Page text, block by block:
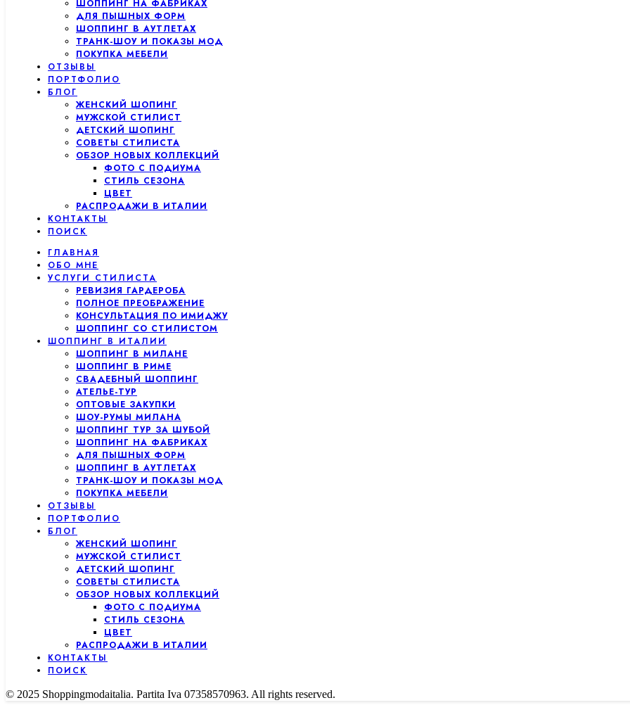
ШОППИНГ НА ФАБРИКАХ
ДЛЯ ПЫШНЫХ ФОРМ
ШОППИНГ В АУТЛЕТАХ
ТРАНК-ШОУ И ПОКАЗЫ МОД
ПОКУПКА МЕБЕЛИ
ОТЗЫВЫ
ПОРТФОЛИО
БЛОГ
ЖЕНСКИЙ ШОПИНГ
МУЖСКОЙ СТИЛИСТ
ДЕТСКИЙ ШОПИНГ
СОВЕТЫ СТИЛИСТА
ОБЗОР НОВЫХ КОЛЛЕКЦИЙ
ФОТО С ПОДИУМА
СТИЛЬ СЕЗОНА
ЦВЕТ
РАСПРОДАЖИ В ИТАЛИИ
КОНТАКТЫ
ПОИСК
ГЛАВНАЯ
ОБО МНЕ
УСЛУГИ СТИЛИСТА
РЕВИЗИЯ ГАРДЕРОБА
ПОЛНОЕ ПРЕОБРАЖЕНИЕ
КОНСУЛЬТАЦИЯ ПО ИМИДЖУ
ШОППИНГ СО СТИЛИСТОМ
ШОППИНГ В ИТАЛИИ
ШОППИНГ В МИЛАНЕ
ШОППИНГ В РИМЕ
СВАДЕБНЫЙ ШОППИНГ
АТЕЛЬЕ-ТУР
ОПТОВЫЕ ЗАКУПКИ
ШОУ-РУМЫ МИЛАНА
ШОППИНГ ТУР ЗА ШУБОЙ
ШОППИНГ НА ФАБРИКАХ
ДЛЯ ПЫШНЫХ ФОРМ
ШОППИНГ В АУТЛЕТАХ
ТРАНК-ШОУ И ПОКАЗЫ МОД
ПОКУПКА МЕБЕЛИ
ОТЗЫВЫ
ПОРТФОЛИО
БЛОГ
ЖЕНСКИЙ ШОПИНГ
МУЖСКОЙ СТИЛИСТ
ДЕТСКИЙ ШОПИНГ
СОВЕТЫ СТИЛИСТА
ОБЗОР НОВЫХ КОЛЛЕКЦИЙ
ФОТО С ПОДИУМА
СТИЛЬ СЕЗОНА
ЦВЕТ
РАСПРОДАЖИ В ИТАЛИИ
КОНТАКТЫ
ПОИСК
© 2025 Shoppingmodaitalia. Partita Iva 07358570963. All rights reserved.